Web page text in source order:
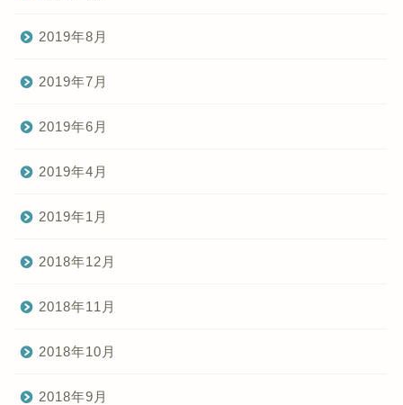
2019年8月
2019年7月
2019年6月
2019年4月
2019年1月
2018年12月
2018年11月
2018年10月
2018年9月